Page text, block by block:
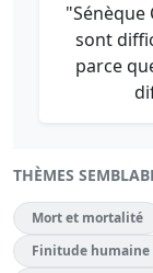
"Sénèque
sont
parce
THÈMES
Mort et mortalité
Finitude humaine